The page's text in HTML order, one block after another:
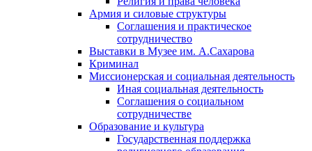
Армия и силовые структуры
Соглашения и практическое
сотрудничество
Выставки в Музее им. А.Сахарова
Криминал
Миссионерская и социальная деятельность
Иная социальная деятельность
Соглашения о социальном
сотрудничестве
Образование и культура
Государственная поддержка